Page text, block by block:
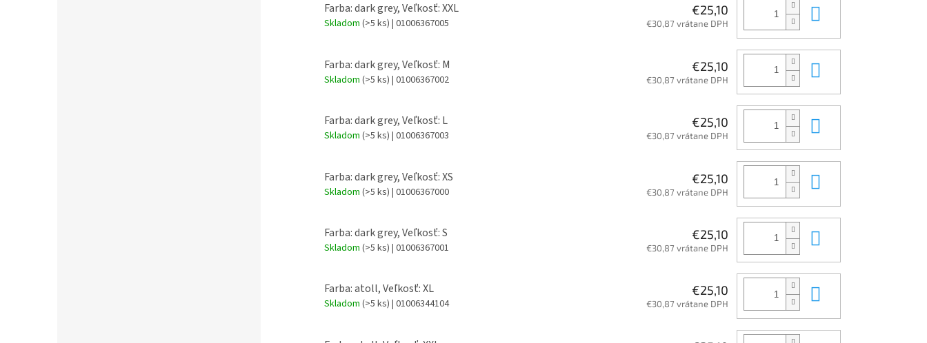
Farba: dark grey, Veľkosť: XXL
Skladom (>5 ks) | 01006367005
€25,10
€30,87 vrátane DPH
Farba: dark grey, Veľkosť: M
Skladom (>5 ks) | 01006367002
€25,10
€30,87 vrátane DPH
Farba: dark grey, Veľkosť: L
Skladom (>5 ks) | 01006367003
€25,10
€30,87 vrátane DPH
Farba: dark grey, Veľkosť: XS
Skladom (>5 ks) | 01006367000
€25,10
€30,87 vrátane DPH
Farba: dark grey, Veľkosť: S
Skladom (>5 ks) | 01006367001
€25,10
€30,87 vrátane DPH
Farba: atoll, Veľkosť: XL
Skladom (>5 ks) | 01006344104
€25,10
€30,87 vrátane DPH